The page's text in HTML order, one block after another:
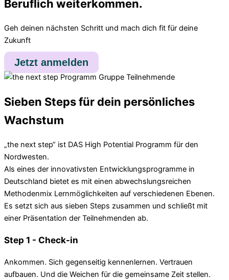
Beruflich weiterkommen.
Geh deinen nächsten Schritt und mach dich fit für deine
Zukunft
Jetzt anmelden
Sieben Steps für dein persönliches
Wachstum
„the next step“ ist DAS High Potential Programm für den
Nordwesten.
Als eines der innovativsten Entwicklungsprogramme in
Deutschland bietet es mit einen abwechslungsreichen
Methodenmix Lernmöglichkeiten auf verschiedenen Ebenen.
Es setzt sich aus sieben Steps zusammen und schließt mit
einer Präsentation der Teilnehmenden ab.
Step 1 - Check-in
Ankommen. Sich gegenseitig kennenlernen. Vertrauen
aufbauen. Und die Weichen für die gemeinsame Zeit stellen.